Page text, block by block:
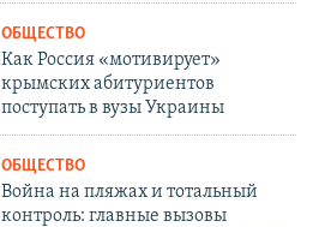
ОБЩЕСТВО
Как Россия «мотивирует»
крымских абитуриентов
поступать в вузы Украины
ОБЩЕСТВО
Война на пляжах и тотальный
контроль: главные вызовы